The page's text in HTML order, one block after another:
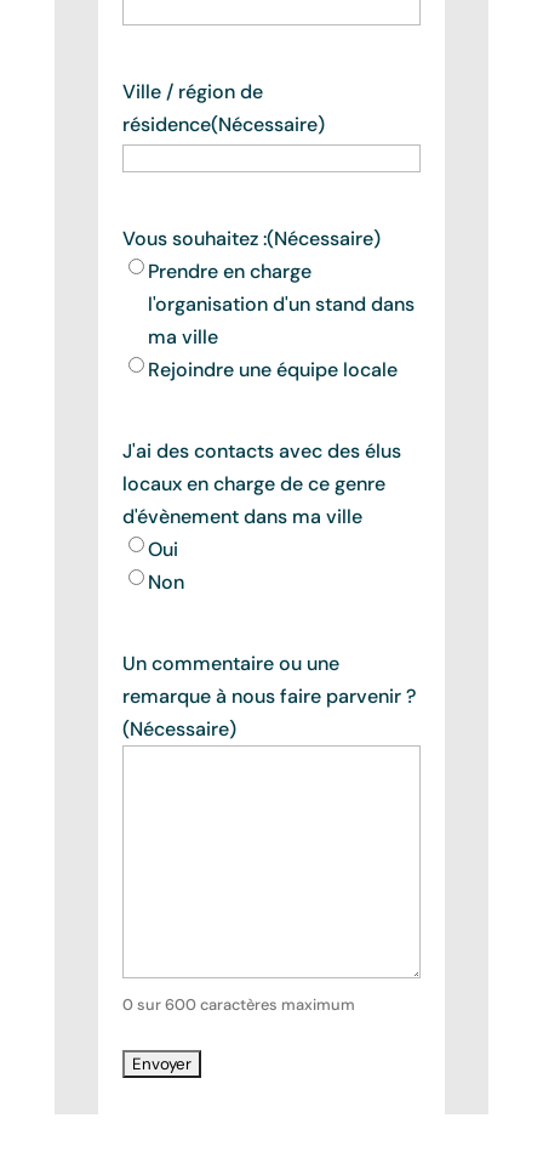
Ville / région de
résidence(Nécessaire)
Vous souhaitez :(Nécessaire)
Prendre en charge
l'organisation d'un stand dans
ma ville
Rejoindre une équipe locale
J'ai des contacts avec des élus
locaux en charge de ce genre
d'évènement dans ma ville
Oui
Non
Un commentaire ou une
remarque à nous faire parvenir ?
(Nécessaire)
0 sur 600 caractères maximum